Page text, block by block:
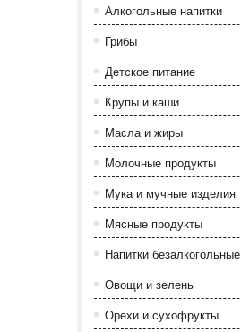
Алкогольные напитки
Грибы
Детское питание
Крупы и каши
Масла и жиры
Молочные продукты
Мука и мучные изделия
Мясные продукты
Напитки безалкогольные
Овощи и зелень
Орехи и сухофрукты